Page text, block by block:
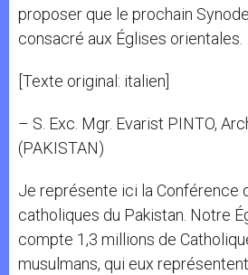
proposer que le prochain
consacré aux Églises orientales.
[Texte original: italien]
– S. Exc. Mgr. Evarist PINTO,
(PAKISTAN)
Je représente ici la Conférence
catholiques du Pakistan. Notre
compte 1,3 millions de
musulmans, qui eux